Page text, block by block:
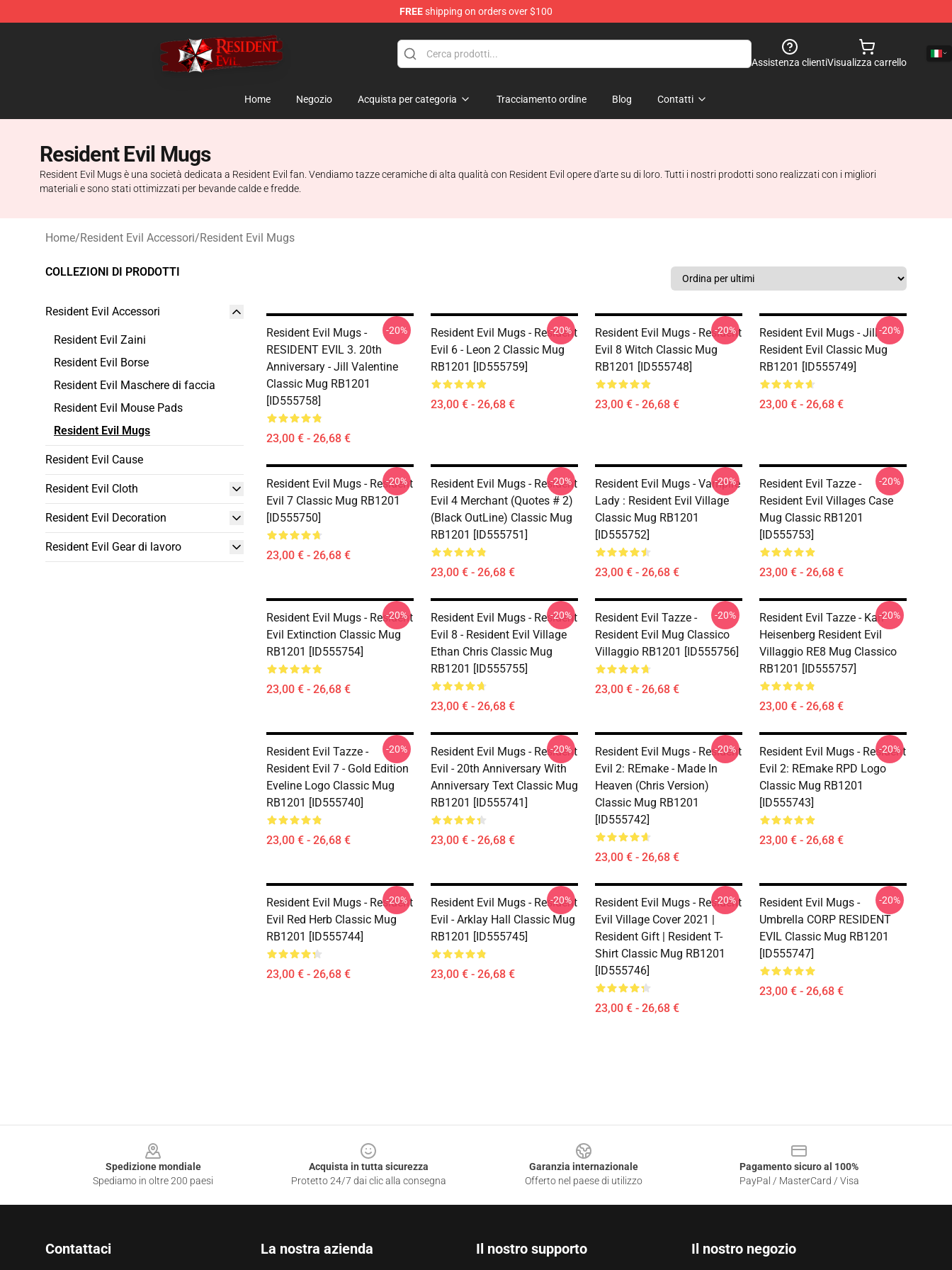
FREEshipping on orders over $100
Resident Evil Shop - Official Resident Evil Merchandise Store
Assistenza clientiVisualizza carrello
Home Negozio Acquista per categoria Tracciamento ordine Blog Contatti
Resident Evil Mugs
Resident Evil Mugs è una società dedicata a Resident Evil fan. Vendiamo tazze ceramiche di alta qualità con Resident Evil opere d'arte su di loro. Tutti i nostri prodotti sono realizzati con i migliori
materiali e sono stati ottimizzati per bevande calde e fredde.
Home/Resident Evil Accessori/Resident Evil Mugs
COLLEZIONI DI PRODOTTI
Resident Evil Accessori
Resident Evil Zaini
Resident Evil Borse
Resident Evil Maschere di faccia
Resident Evil Mouse Pads
Resident Evil Mugs
Resident Evil Cause
Resident Evil Cloth
Resident Evil Decoration
Resident Evil Gear di lavoro
Resident Evil Mugs -
RESIDENT EVIL 3. 20th
Anniversary - Jill Valentine
Classic Mug RB1201
[ID555758]
23,00 € - 26,68 €
-20%
Resident Evil Mugs - Resident
Evil 6 - Leon 2 Classic Mug
RB1201 [ID555759]
23,00 € - 26,68 €
-20%
Resident Evil Mugs - Resident
Evil 8 Witch Classic Mug
RB1201 [ID555748]
23,00 € - 26,68 €
-20%
Resident Evil Mugs - Jill
Resident Evil Classic Mug
RB1201 [ID555749]
23,00 € - 26,68 €
-20%
Resident Evil Mugs - Resident
Evil 7 Classic Mug RB1201
[ID555750]
23,00 € - 26,68 €
-20%
Resident Evil Mugs - Resident
Evil 4 Merchant (Quotes # 2)
(Black OutLine) Classic Mug
RB1201 [ID555751]
23,00 € - 26,68 €
-20%
Resident Evil Mugs - Vampire
Lady : Resident Evil Village
Classic Mug RB1201
[ID555752]
23,00 € - 26,68 €
-20%
Resident Evil Tazze -
Resident Evil Villages Case
Mug Classic RB1201
[ID555753]
23,00 € - 26,68 €
-20%
Resident Evil Mugs - Resident
Evil Extinction Classic Mug
RB1201 [ID555754]
23,00 € - 26,68 €
-20%
Resident Evil Mugs - Resident
Evil 8 - Resident Evil Village
Ethan Chris Classic Mug
RB1201 [ID555755]
23,00 € - 26,68 €
-20%
Resident Evil Tazze -
Resident Evil Mug Classico
Villaggio RB1201 [ID555756]
23,00 € - 26,68 €
-20%
Resident Evil Tazze - Karl
Heisenberg Resident Evil
Villaggio RE8 Mug Classico
RB1201 [ID555757]
23,00 € - 26,68 €
-20%
Resident Evil Tazze -
Resident Evil 7 - Gold Edition
Eveline Logo Classic Mug
RB1201 [ID555740]
23,00 € - 26,68 €
-20%
Resident Evil Mugs - Resident
Evil - 20th Anniversary With
Anniversary Text Classic Mug
RB1201 [ID555741]
23,00 € - 26,68 €
-20%
Resident Evil Mugs - Resident
Evil 2: REmake - Made In
Heaven (Chris Version)
Classic Mug RB1201
[ID555742]
23,00 € - 26,68 €
-20%
Resident Evil Mugs - Resident
Evil 2: REmake RPD Logo
Classic Mug RB1201
[ID555743]
23,00 € - 26,68 €
-20%
Resident Evil Mugs - Resident
Evil Red Herb Classic Mug
RB1201 [ID555744]
23,00 € - 26,68 €
-20%
Resident Evil Mugs - Resident
Evil - Arklay Hall Classic Mug
RB1201 [ID555745]
23,00 € - 26,68 €
-20%
Resident Evil Mugs - Resident
Evil Village Cover 2021 |
Resident Gift | Resident T-
Shirt Classic Mug RB1201
[ID555746]
23,00 € - 26,68 €
-20%
Resident Evil Mugs -
Umbrella CORP RESIDENT
EVIL Classic Mug RB1201
[ID555747]
23,00 € - 26,68 €
-20%
Spedizione mondiale
Spediamo in oltre 200 paesi
Acquista in tutta sicurezza
Protetto 24/7 dai clic alla consegna
Garanzia internazionale
Offerto nel paese di utilizzo
Pagamento sicuro al 100%
PayPal / MasterCard / Visa
Contattaci La nostra azienda Il nostro supporto Il nostro negozio